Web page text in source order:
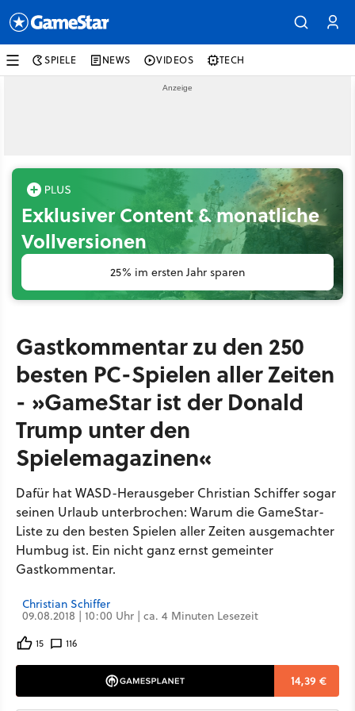
SPIELE NEWS VIDEOS TECH
Exklusiver Content & monatliche
Vollversionen
25% im ersten Jahr sparen
Gastkommentar zu den 250
besten PC-Spielen aller Zeiten
- »GameStar ist der Donald
Trump unter den
Spielemagazinen«
Dafür hat WASD-Herausgeber Christian Schiffer sogar
seinen Urlaub unterbrochen: Warum die GameStar-
Liste zu den besten Spielen aller Zeiten ausgemachter
Humbug ist. Ein nicht ganz ernst gemeinter
Gastkommentar.
Christian Schiffer
09.08.2018 | 10:00 Uhr | ca. 4 Minuten Lesezeit
15 116
14,39 €